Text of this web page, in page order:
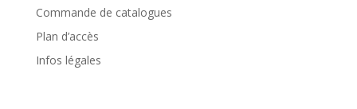
Commande de catalogues
Plan d’accès
Infos légales